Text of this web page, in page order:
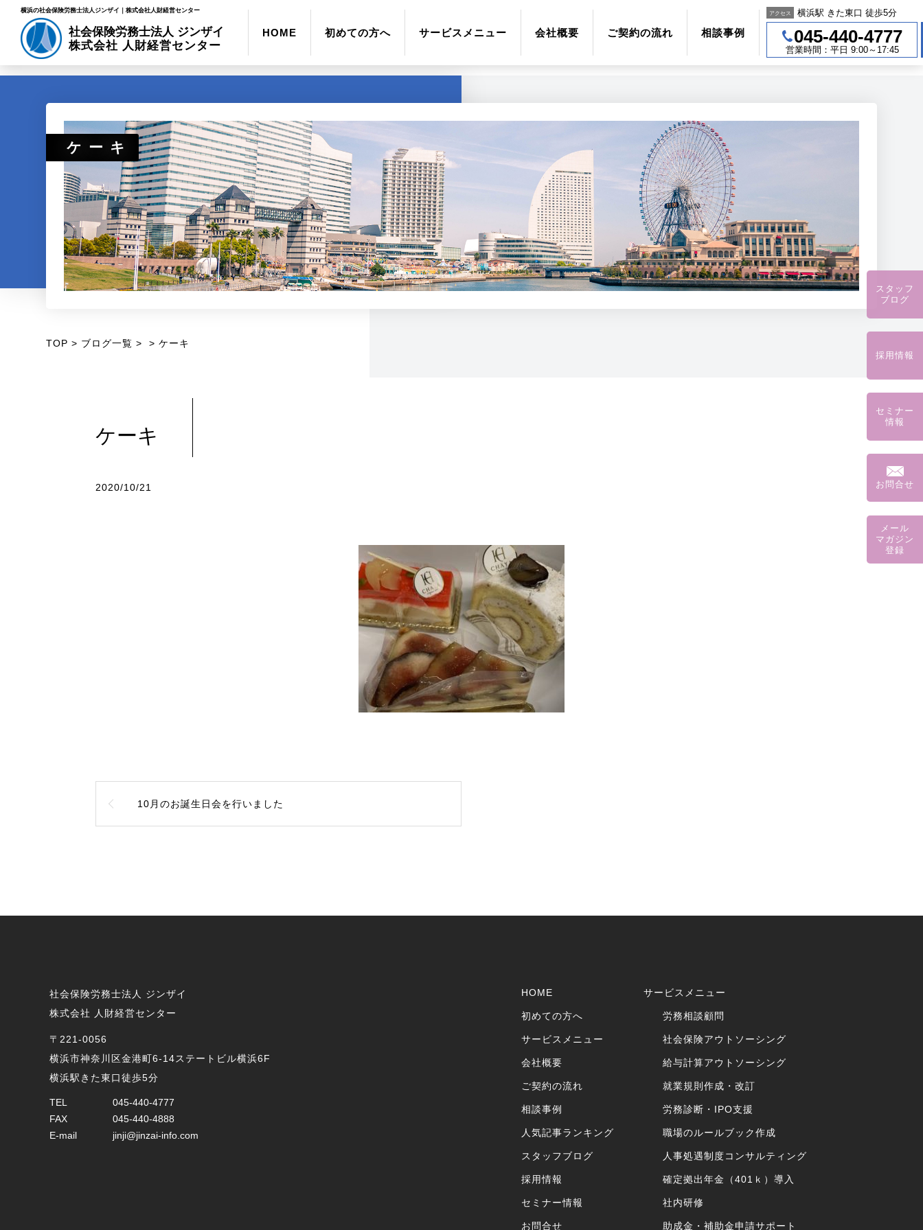
横浜の社会保険労務士法人ジンザイ｜株式会社人財経営センター
社会保険労務士法人 ジンザイ
株式会社 人財経営センター
HOME 初めての方へ サービスメニュー 会社概要 ご契約の流れ 相談事例
アクセス 横浜駅 きた東口 徒歩5分
045-440-4777
営業時間：平日 9:00～17:45
ケーキ
TOP ブログ一覧 ケーキ
ケーキ
2020/10/21
10月のお誕生日会を行いました
社会保険労務士法人 ジンザイ
株式会社 人財経営センター
〒221-0056
横浜市神奈川区金港町6-14ステートビル横浜6F
横浜駅きた東口徒歩5分
TEL
045-440-4777
FAX
045-440-4888
E-mail
jinji@jinzai-info.com
HOME
初めての方へ
サービスメニュー
会社概要
ご契約の流れ
相談事例
人気記事ランキング
スタッフブログ
採用情報
セミナー情報
お問合せ
サービスメニュー
労務相談顧問
社会保険アウトソーシング
給与計算アウトソーシング
就業規則作成・改訂
労務診断・IPO支援
職場のルールブック作成
人事処遇制度コンサルティング
確定拠出年金（401ｋ）導入
社内研修
助成金・補助金申請サポート
スタッフ
ブログ
採用情報
セミナー
情報
お問合せ
メール
マガジン
登録